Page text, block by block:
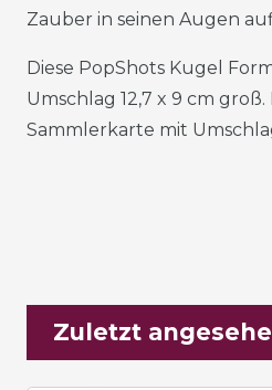
Zauber in seinen Augen
Diese PopShots Kugel
Umschlag 12,7 x 9 cm
Sammlerkarte mit
Zuletzt